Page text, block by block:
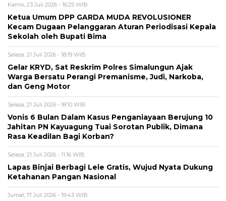
Kamis, 23 Juli 2026 - 16:25 WIB
Ketua Umum DPP GARDA MUDA REVOLUSIONER
Kecam Dugaan Pelanggaran Aturan Periodisasi Kepala
Sekolah oleh Bupati Bima
Selasa, 21 Juli 2026 - 18:19 WIB
Gelar KRYD, Sat Reskrim Polres Simalungun Ajak
Warga Bersatu Perangi Premanisme, Judi, Narkoba,
dan Geng Motor
Selasa, 21 Juli 2026 - 18:10 WIB
Vonis 6 Bulan Dalam Kasus Penganiayaan Berujung 10
Jahitan PN Kayuagung Tuai Sorotan Publik, Dimana
Rasa Keadilan Bagi Korban?
Selasa, 21 Juli 2026 - 11:16 WIB
Lapas Binjai Berbagi Lele Gratis, Wujud Nyata Dukung
Ketahanan Pangan Nasional
Jumat, 17 Juli 2026 - 19:43 WIB